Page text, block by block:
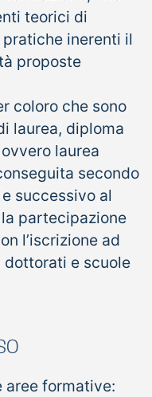
teorici di
inerenti il
proposte
coloro che sono
laurea, diploma
laurea
secondo
successivo al
partecipazione
l’iscrizione ad
dottorati e scuole
aree formative: